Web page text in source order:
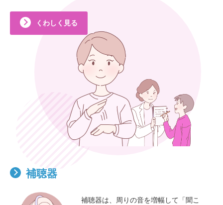
くわしく見る
補聴器
補聴器は、周りの音を増幅して「聞こ